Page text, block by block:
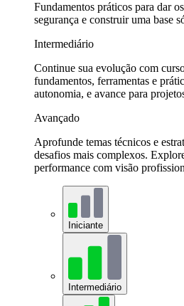
Fundamentos práticos para dar
segurança e construir uma base
Intermediário
Continue sua evolução com
fundamentos, ferramentas e
autonomia, e avance para
Avançado
Aprofunde temas técnicos e
desafios mais complexos.
performance com visão
Iniciante
Intermediário